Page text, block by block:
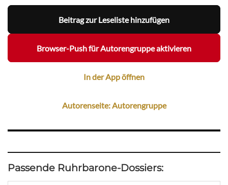
Beitrag zur Leseliste hinzufügen
Browser-Push für Autorengruppe aktivieren
In der App öffnen
Autorenseite: Autorengruppe
Passende Ruhrbarone-Dossiers: